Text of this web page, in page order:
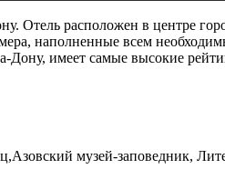
Отель расположен в центре
наполненные всем
имеет самые высокие
музей-заповедник,